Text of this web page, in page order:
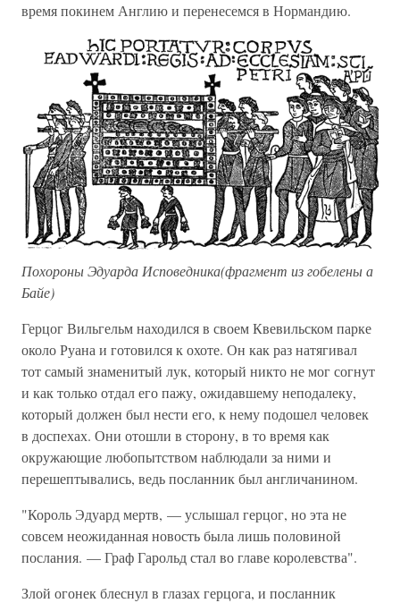
время покинем Англию и перенесемся в Нормандию.
Похороны Эдуарда Исповедника(фрагмент из гобелены а
Байе)
Герцог Вильгельм находился в своем Квевильском парке
около Руана и готовился к охоте. Он как раз натягивал
тот самый знаменитый лук, который никто не мог согнут
и как только отдал его пажу, ожидавшему неподалеку,
который должен был нести его, к нему подошел человек
в доспехах. Они отошли в сторону, в то время как
окружающие любопытством наблюдали за ними и
перешептывались, ведь посланник был англичанином.
"Король Эдуард мертв, — услышал герцог, но эта не
совсем неожиданная новость была лишь половиной
послания. — Граф Гарольд стал во главе королевства".
Злой огонек блеснул в глазах герцога, и посланник